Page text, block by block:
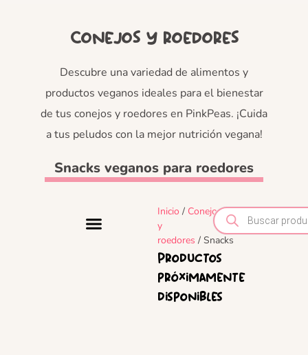
Conejos y roedores
Descubre una variedad de alimentos y
productos veganos ideales para el bienestar
de tus conejos y roedores en PinkPeas. ¡Cuida
a tus peludos con la mejor nutrición vegana!
Snacks veganos para roedores
Inicio / Conejos
y
roedores / Snacks
Productos
próximamente
disponibles